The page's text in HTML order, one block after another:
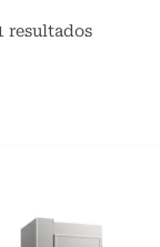
resultados